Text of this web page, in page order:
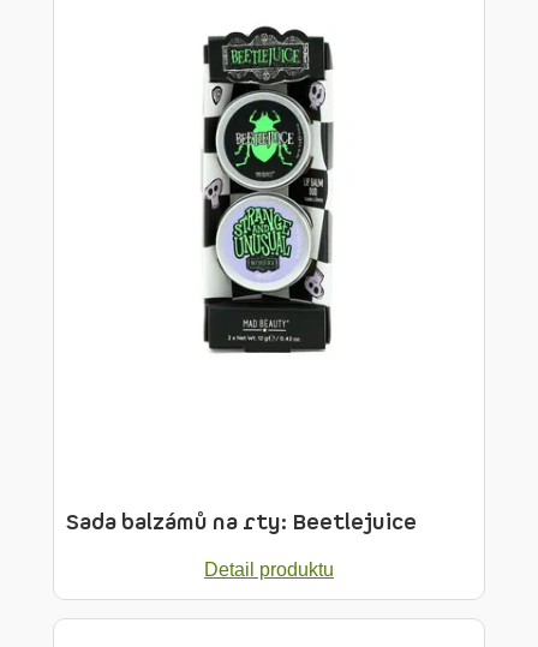
Sada balzámů na rty: Beetlejuice
Detail produktu